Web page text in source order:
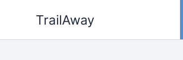
TrailAway